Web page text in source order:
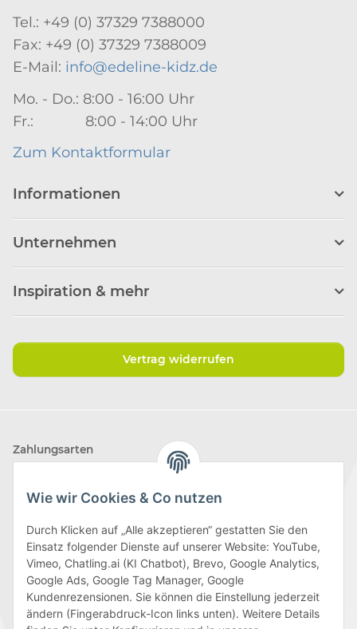
Wie wir Cookies & Co nutzen
Durch Klicken auf „Alle akzeptieren“ gestatten Sie den
Einsatz folgender Dienste auf unserer Website: YouTube,
Vimeo, Chatling.ai (KI Chatbot), Brevo, Google Analytics,
Google Ads, Google Tag Manager, Google
Kundenrezensionen. Sie können die Einstellung jederzeit
ändern (Fingerabdruck-Icon links unten). Weitere Details
Tel.: +49 (0) 37329 7388000
Fax: +49 (0) 37329 7388009
E-Mail: info@edeline-kidz.de
Mo. - Do.: 8:00 - 16:00 Uhr
Fr.: 8:00 - 14:00 Uhr
Zum Kontaktformular
Informationen
Unternehmen
Inspiration & mehr
Vertrag widerrufen
Zahlungsarten
Wir versenden mit